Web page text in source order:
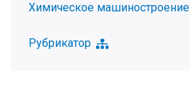
Химическое машиностроение
Рубрикатор